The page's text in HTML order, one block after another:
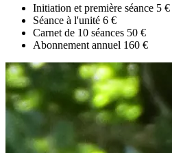
Initiation et première séance 5 €
Séance à l'unité 6 €
Carnet de 10 séances 50 €
Abonnement annuel 160 €